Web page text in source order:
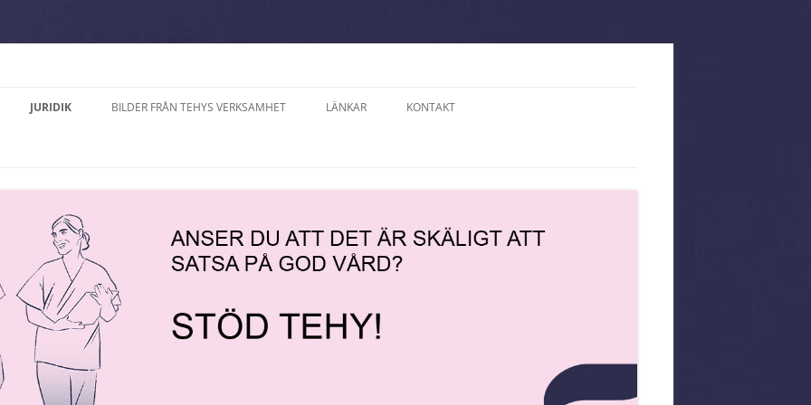
MODERAT SAMLING
ÅLANDS
2024
JURIDIK
TJÄNSTEKOLLEKTIVAVTAL
LANDSKAPETS
TJÄNSTEKOLLEKTIVAVTAL
KOLLEKTIVAVTAL SOM GÄLLER PÅ
ARBETSPLATSER MED
VÅRDPERSONAL PÅ ÅLAND
PROMEMORIOR
BILDER FRÅN TEHYS VERKSAMHET
FESTEN ”15 ÅR MED
LÄNKAR KONTAKT